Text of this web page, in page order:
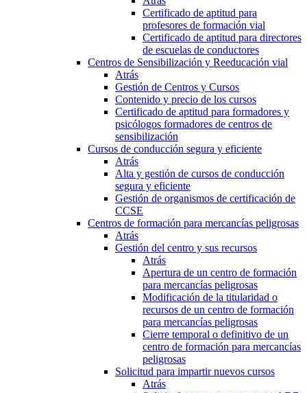
Certificado de aptitud para
profesores de formación vial
Certificado de aptitud para directores
de escuelas de conductores
Centros de Sensibilización y Reeducación vial
Atrás
Gestión de Centros y Cursos
Contenido y precio de los cursos
Certificado de aptitud para formadores y
psicólogos formadores de centros de
sensibilización
Cursos de conducción segura y eficiente
Atrás
Alta y gestión de cursos de conducción
segura y eficiente
Gestión de organismos de certificación de
CCSE
Centros de formación para mercancías peligrosas
Atrás
Gestión del centro y sus recursos
Atrás
Apertura de un centro de formación
para mercancías peligrosas
Modificación de la titularidad o
recursos de un centro de formación
para mercancías peligrosas
Cierre temporal o definitivo de un
centro de formación para mercancías
peligrosas
Solicitud para impartir nuevos cursos
Atrás